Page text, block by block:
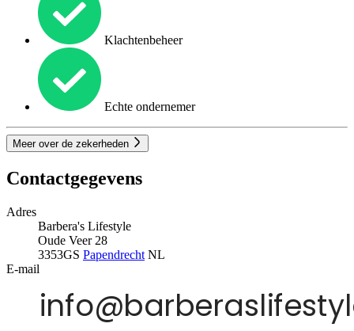
Klachtenbeheer
Echte ondernemer
Meer over de zekerheden
Contactgegevens
Adres
Barbera's Lifestyle
Oude Veer 28
3353GS Papendrecht NL
E-mail